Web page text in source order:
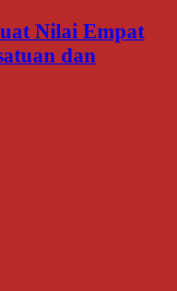
Nilai Empat
dan